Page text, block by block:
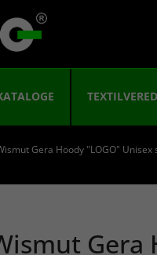
Gera Hoody "LOGO" Unisex
Gera